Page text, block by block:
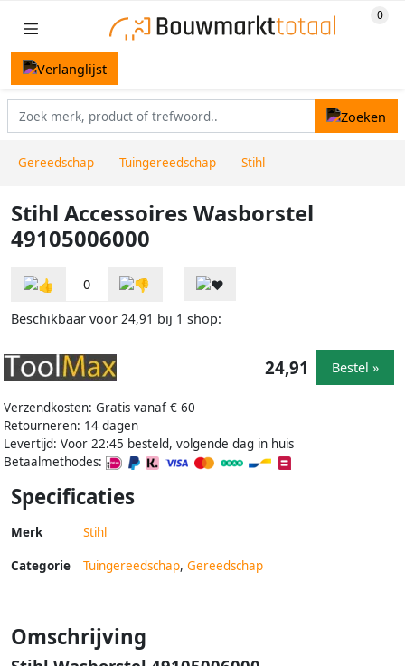
Gereedschap Tuingereedschap Stihl
Stihl Accessoires Wasborstel
49105006000
0
Beschikbaar voor 24,91 bij 1 shop:
Verzendkosten: Gratis vanaf € 60
Retourneren: 14 dagen
Levertijd: Voor 22:45 besteld, volgende dag in huis
Betaalmethodes:
24,91 Bestel »
Specificaties
Merk Stihl
Categorie Tuingereedschap, Gereedschap
Omschrijving